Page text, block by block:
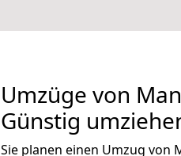
Umzüge von
Günstig
Sie planen einen Umzug von